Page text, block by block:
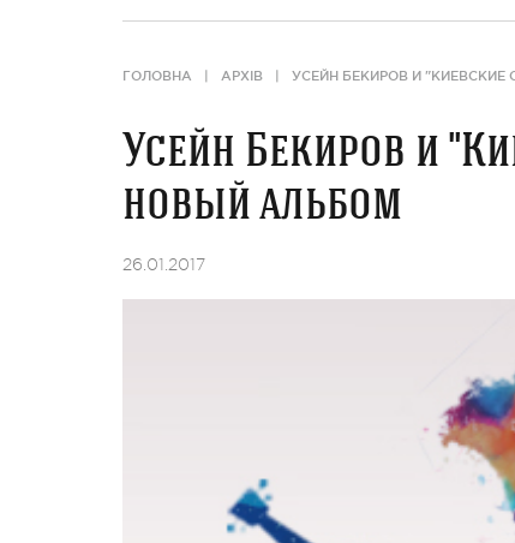
ГОЛОВНА АРХІВ УСЕЙН БЕКИРОВ И
Усейн Бекиров и
новый альбом
26.01.2017